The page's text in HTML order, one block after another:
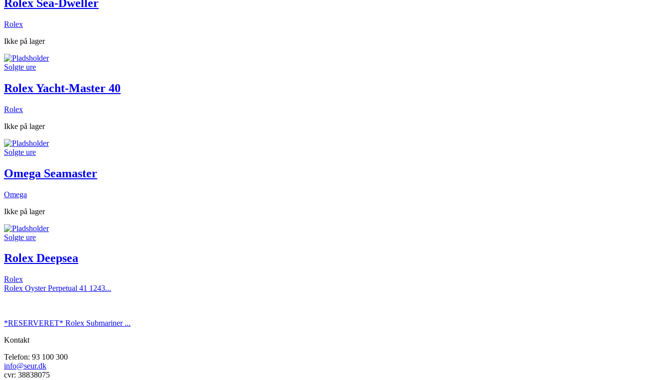
Rolex Sea-Dweller
Rolex
Ikke på lager
Solgte ure
Rolex Yacht-Master 40
Rolex
Ikke på lager
Solgte ure
Omega Seamaster
Omega
Ikke på lager
Solgte ure
Rolex Deepsea
Rolex
Rolex Oyster Perpetual 41 1243...
*RESERVERET* Rolex Submariner ...
Kontakt
Telefon: 93 100 300
info@seur.dk
cvr: 38838075